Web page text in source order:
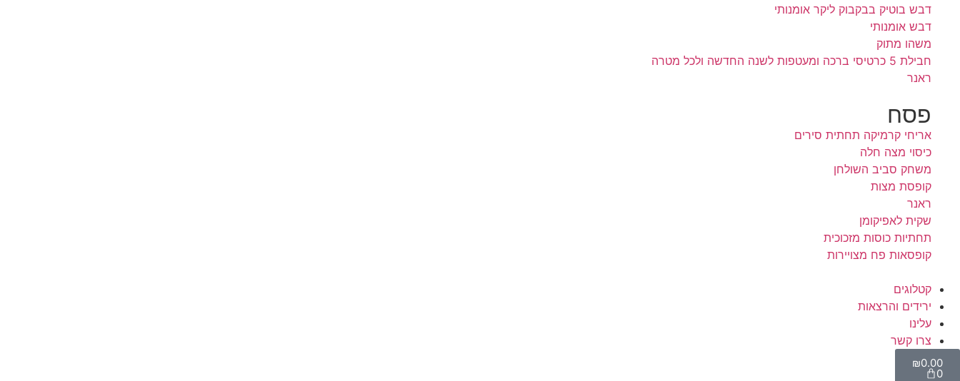
דבש בוטיק בבקבוק ליקר אומנותי
דבש אומנותי
משהו מתוק
חבילת 5 כרטיסי ברכה ומעטפות לשנה החדשה ולכל מטרה
ראנר
פסח
אריחי קרמיקה תחתית סירים
כיסוי מצה חלה
משחק סביב השולחן
קופסת מצות
ראנר
שקית לאפיקומן
תחתיות כוסות מזכוכית
קופסאות פח מצויירות
קטלוגים
ירידים והרצאות
עלינו
צרו קשר
₪0.00
0